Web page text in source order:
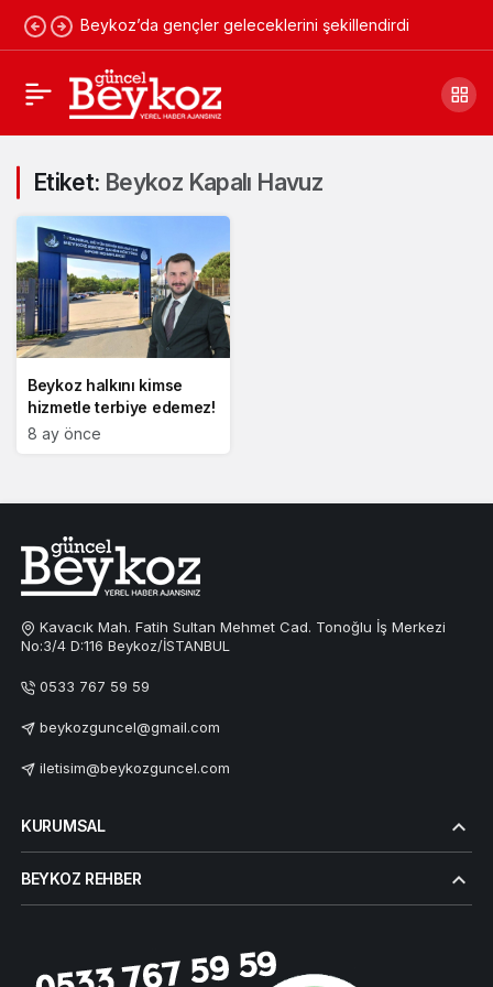
Beykoz’da gençler geleceklerini şekillendirdi
Etiket: Beykoz Kapalı Havuz
Beykoz halkını kimse
hizmetle terbiye edemez!
8 ay önce
Kavacık Mah. Fatih Sultan Mehmet Cad. Tonoğlu İş Merkezi
No:3/4 D:116 Beykoz/İSTANBUL
0533 767 59 59
beykozguncel@gmail.com
iletisim@beykozguncel.com
KURUMSAL
BEYKOZ REHBER